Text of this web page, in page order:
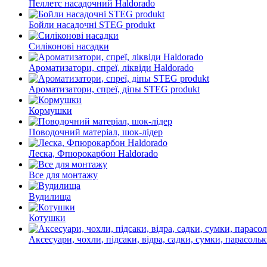
Пеллетс насадочний Haldorado
Бойли насадочні STEG produkt
Силіконові насадки
Ароматизатори, спреї, ліквіди Haldorado
Ароматизатори, спреї, діпы STEG produkt
Кормушки
Поводочний матеріал, шок-лідер
Леска, Фпюрокарбон Haldorado
Все для монтажу
Вудилища
Котушки
Аксесуари, чохли, підсаки, відра, садки, сумки,